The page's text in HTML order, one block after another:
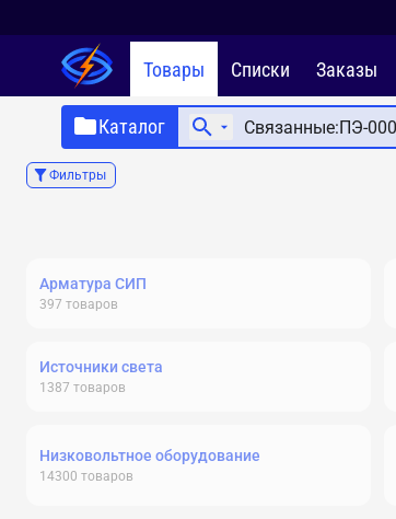
Товары Списки Заказы
Каталог
Фильтры
Арматура СИП
397 товаров
Источники света
1387 товаров
Низковольтное оборудование
14300 товаров